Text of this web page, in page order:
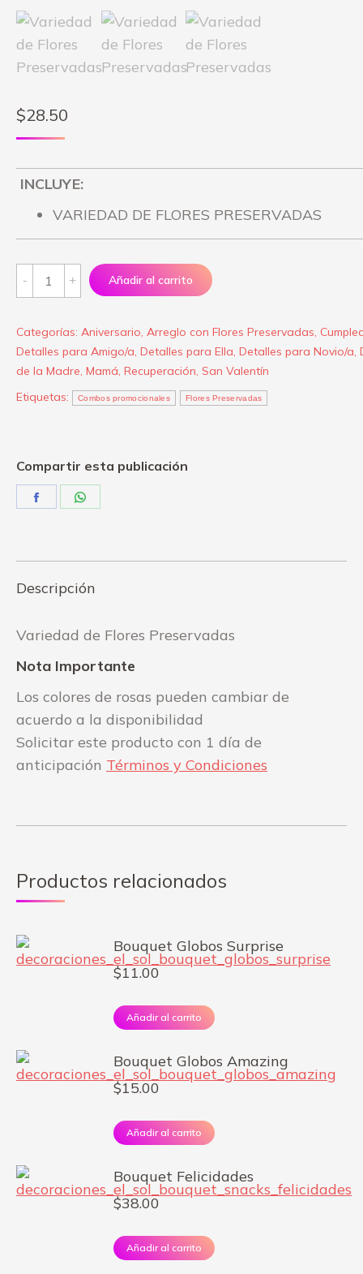
$28.50
INCLUYE:
VARIEDAD DE FLORES PRESERVADAS
Variedad
de
Preservadas
quantity
Añadir al carrito
Categorías: Aniversario, Arreglo con Flores Preservadas,
Detalles para Amigo/a, Detalles para Ella, Detalles para Novio/a,
de la Madre, Mamá, Recuperación, San Valentín
Etiquetas:
Combos promocionales Flores Preservadas
Compartir esta publicación
Share
Descripción
Variedad de Flores Preservadas
Nota Importante
Los colores de rosas pueden cambiar de
acuerdo a la disponibilidad
Solicitar este producto con 1 día de
anticipación Términos y Condiciones
Productos relacionados
Bouquet Globos Surprise
$11.00
Añadir al carrito
Bouquet Globos Amazing
$15.00
Añadir al carrito
Bouquet Felicidades
$38.00
Añadir al carrito